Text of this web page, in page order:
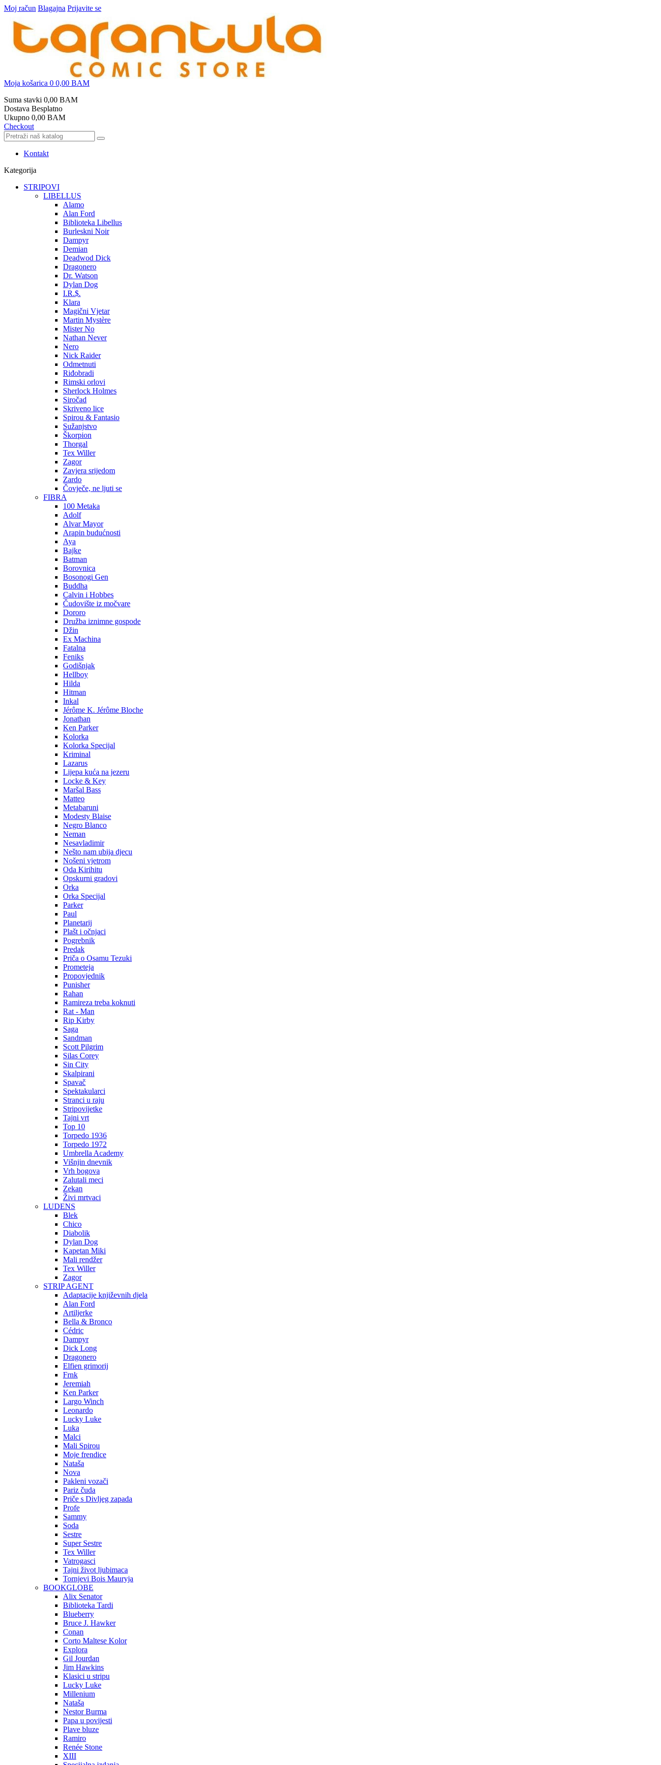
Moj račun Blagajna Prijavite se
Moja košarica 0 0,00 BAM
Suma stavki 0,00 BAM
Dostava Besplatno
Ukupno 0,00 BAM
Checkout
Kontakt
Kategorija
STRIPOVI
LIBELLUS
Alamo
Alan Ford
Biblioteka Libellus
Burleskni Noir
Dampyr
Demian
Deadwod Dick
Dragonero
Dr. Watson
Dylan Dog
I.R.$.
Klara
Magični Vjetar
Martin Mystère
Mister No
Nathan Never
Nero
Nick Raider
Odmetnuti
Riđobradi
Rimski orlovi
Sherlock Holmes
Siročad
Skriveno lice
Spirou & Fantasio
Sužanjstvo
Škorpion
Thorgal
Tex Willer
Zagor
Zavjera srijedom
Zardo
Čovječe, ne ljuti se
FIBRA
100 Metaka
Adolf
Alvar Mayor
Arapin budućnosti
Aya
Bajke
Batman
Borovnica
Bosonogi Gen
Buddha
Calvin i Hobbes
Čudovište iz močvare
Dororo
Družba iznimne gospode
Džin
Ex Machina
Fatalna
Feniks
Godišnjak
Hellboy
Hilda
Hitman
Inkal
Jérôme K. Jérôme Bloche
Jonathan
Ken Parker
Kolorka
Kolorka Specijal
Kriminal
Lazarus
Lijepa kuća na jezeru
Locke & Key
Maršal Bass
Matteo
Metabaruni
Modesty Blaise
Negro Blanco
Neman
Nesavladimir
Nešto nam ubija djecu
Nošeni vjetrom
Oda Kirihitu
Opskurni gradovi
Orka
Orka Specijal
Parker
Paul
Planetarij
Plašt i očnjaci
Pogrebnik
Predak
Priča o Osamu Tezuki
Prometeja
Propovjednik
Punisher
Rahan
Ramireza treba koknuti
Rat - Man
Rip Kirby
Saga
Sandman
Scott Pilgrim
Silas Corey
Sin City
Skalpirani
Spavač
Spektakularci
Stranci u raju
Stripovijetke
Tajni vrt
Top 10
Torpedo 1936
Torpedo 1972
Umbrella Academy
Višnjin dnevnik
Vrh bogova
Zalutali meci
Zekan
Živi mrtvaci
LUDENS
Blek
Chico
Diabolik
Dylan Dog
Kapetan Miki
Mali rendžer
Tex Willer
Zagor
STRIP AGENT
Adaptacije književnih djela
Alan Ford
Artiljerke
Bella & Bronco
Cédric
Dampyr
Dick Long
Dragonero
Elfien grimorij
Frnk
Jeremiah
Ken Parker
Largo Winch
Leonardo
Lucky Luke
Luka
Malci
Mali Spirou
Moje frendice
Nataša
Nova
Pakleni vozači
Pariz čuda
Priče s Divljeg zapada
Profe
Sammy
Soda
Sestre
Super Sestre
Tex Willer
Vatrogasci
Tajni život ljubimaca
Tornjevi Bois Mauryja
BOOKGLOBE
Alix Senator
Biblioteka Tardi
Blueberry
Bruce J. Hawker
Conan
Corto Maltese Kolor
Explora
Gil Jourdan
Jim Hawkins
Klasici u stripu
Lucky Luke
Millenium
Nataša
Nestor Burma
Papa u povijesti
Plave bluze
Ramiro
Renée Stone
XIII